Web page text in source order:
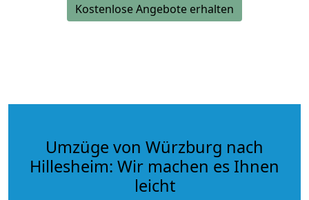
Kostenlose Angebote erhalten
Umzüge von Würzburg nach
Hillesheim: Wir machen es Ihnen
leicht